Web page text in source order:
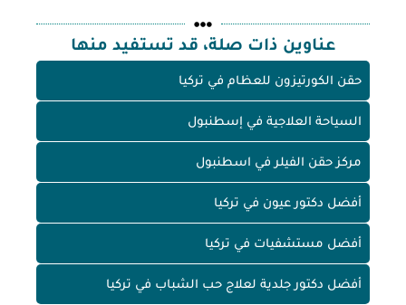
عناوين ذات صلة، قد تستفيد منها
حقن الكورتيزون للعظام في تركيا
السياحة العلاجية في إسطنبول
مركز حقن الفيلر في اسطنبول
أفضل دكتور عيون في تركيا
أفضل مستشفيات في تركيا
أفضل دكتور جلدية لعلاج حب الشباب في تركيا